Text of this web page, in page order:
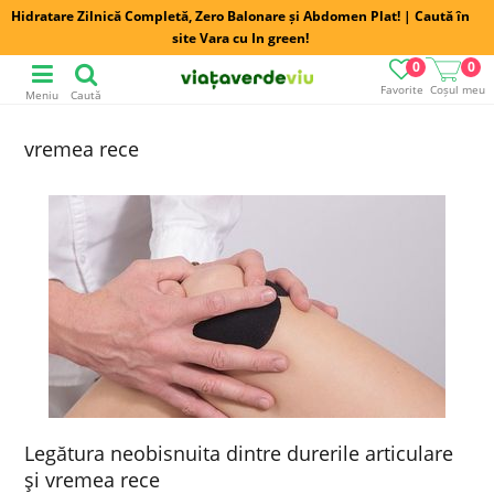
Hidratare Zilnică Completă, Zero Balonare și Abdomen Plat! | Caută în
site Vara cu In green!
Favorite
0
Coșul meu
0
Meniu Caută
vremea rece
Legătura neobisnuita dintre durerile articulare
şi vremea rece